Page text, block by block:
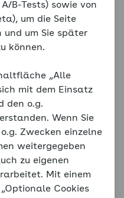
der
Unser
alle
B-Tests) sowie von
um die Seite
und um Sie später
können.
„Alle
mit dem Einsatz
den o.g.
Wenn Sie
Zwecken einzelne
weitergegeben
zu eigenen
Mit einem
Cookies